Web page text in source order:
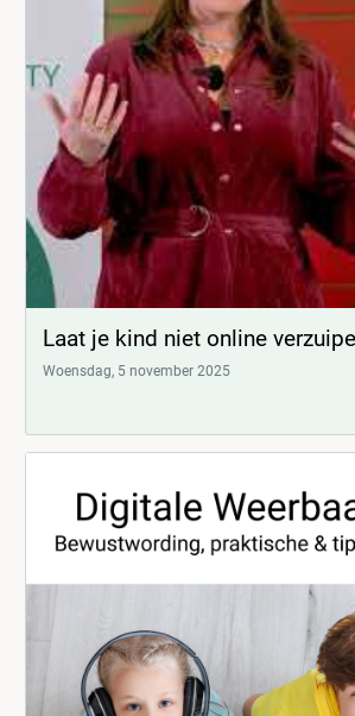
Laat je kind niet online
Woensdag, 5 november 2025